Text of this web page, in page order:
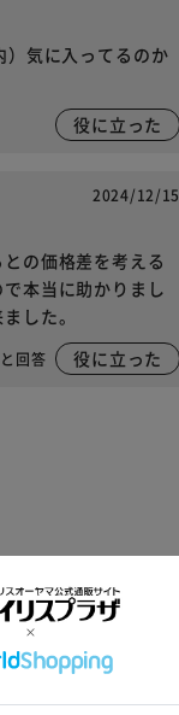
）気に入ってるのか
役に立った
2024/12/15
の価格差を考える
本当に助かりまし
した。
回答 役に立った